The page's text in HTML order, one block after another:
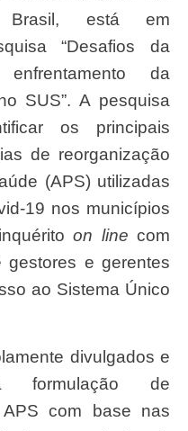
Brasil, está em
“Desafios da
da
SUS”. A pesquisa
os principais
de reorganização
(APS) utilizadas
19 nos municípios
on line com
e gerentes
ao Sistema Único
formulação de
com base nas